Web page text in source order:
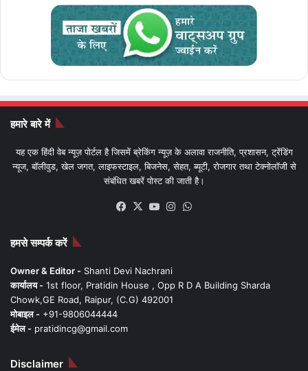
हमारे बारे में
यह एक हिंदी वेब न्यूज़ पोर्टल है जिसमें ब्रेकिंग न्यूज़ के अलावा राजनीति, प्रशासन, ट्रेंडिंग
न्यूज, बॉलीवुड, खेल जगत, लाइफस्टाइल, बिजनेस, सेहत, ब्यूटी, रोजगार तथा टेक्नोलॉजी से
संबंधित खबरें पोस्ट की जाती है।
Facebook
X YouTubeInstagram
हमसे सम्पर्क करें
Owner & Editor - Shanti Devi Nachrani
कार्यालय - 1st floor, Pratidin House , Opp R D A Building Sharda
Chowk,GE Road, Raipur, (C.G) 492001
मोबाइल - +91-9806044444
ईमेल - pratidincg@gmail.com
Disclaimer